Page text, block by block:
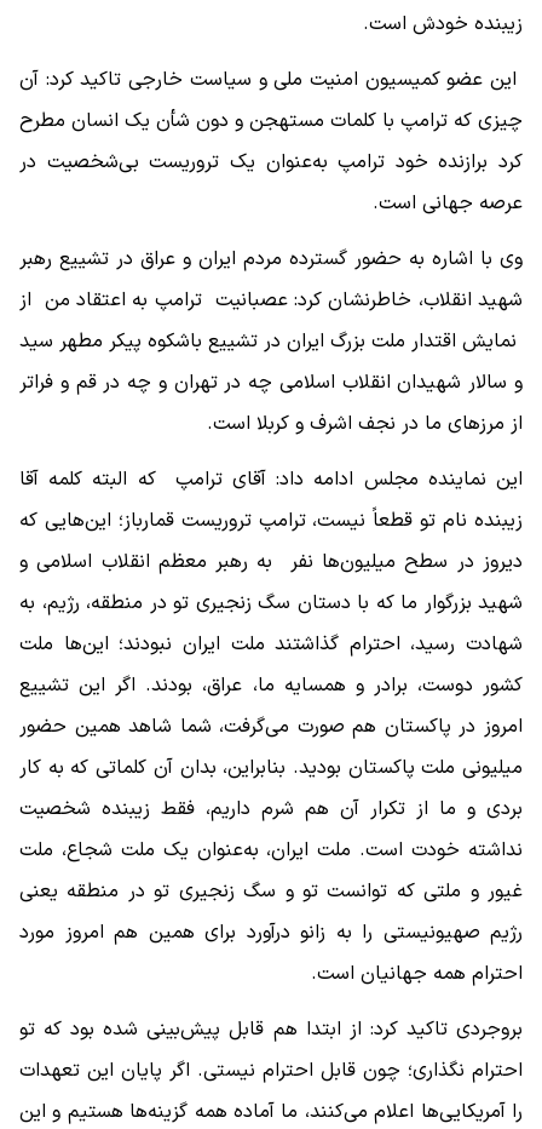
زیبنده خودش است.
این عضو کمیسیون امنیت ملی و سیاست خارجی تاکید کرد: آن
چیزی که ترامپ با کلمات مستهجن و دون شأن یک انسان مطرح
کرد برازنده خود ترامپ به‌عنوان یک تروریست بی‌شخصیت در
عرصه جهانی است.
وی با اشاره به حضور گسترده مردم ایران و عراق در تشییع رهبر
شهید انقلاب، خاطرنشان کرد: عصبانیت ترامپ به اعتقاد من از
نمایش اقتدار ملت بزرگ ایران در تشییع باشکوه پیکر مطهر سید
و سالار شهیدان انقلاب اسلامی چه در تهران و چه در قم و فراتر
از مرزهای ما در نجف اشرف و کربلا است.
این نماینده مجلس ادامه داد: آقای ترامپ که البته کلمه آقا
زیبنده نام تو قطعاً نیست، ترامپ تروریست قمارباز؛ این‌هایی که
دیروز در سطح میلیون‌ها نفر به رهبر معظم انقلاب اسلامی و
شهید بزرگوار ما که با دستان سگ زنجیری تو در منطقه، رژیم، به
شهادت رسید، احترام گذاشتند ملت ایران نبودند؛ این‌ها ملت
کشور دوست، برادر و همسایه ما، عراق، بودند. اگر این تشییع
امروز در پاکستان هم صورت می‌گرفت، شما شاهد همین حضور
میلیونی ملت پاکستان بودید. بنابراین، بدان آن کلماتی که به کار
بردی و ما از تکرار آن هم شرم داریم، فقط زیبنده شخصیت
نداشته خودت است. ملت ایران، به‌عنوان یک ملت شجاع، ملت
غیور و ملتی که توانست تو و سگ زنجیری تو در منطقه یعنی
رژیم صهیونیستی را به زانو درآورد برای همین هم امروز مورد
احترام همه جهانیان است.
بروجردی تاکید کرد: از ابتدا هم قابل پیش‌بینی شده بود که تو
احترام نگذاری؛ چون قابل احترام نیستی. اگر پایان این تعهدات
را آمریکایی‌ها اعلام می‌کنند، ما آماده همه گزینه‌ها هستیم و این